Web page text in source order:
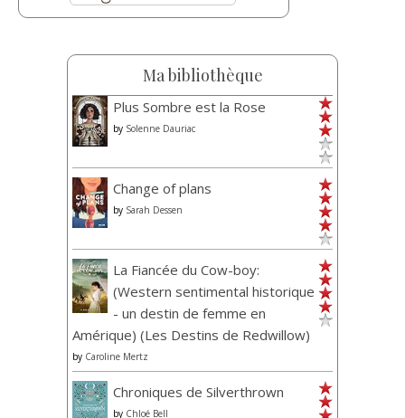
Ma bibliothèque
Plus Sombre est la Rose
by Solenne Dauriac
Change of plans
by Sarah Dessen
La Fiancée du Cow-boy:
(Western sentimental historique
- un destin de femme en
Amérique) (Les Destins de Redwillow)
by Caroline Mertz
Chroniques de Silverthrown
by Chloé Bell